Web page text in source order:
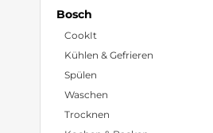
Bosch
CookIt
Kühlen & Gefrieren
Spülen
Waschen
Trocknen